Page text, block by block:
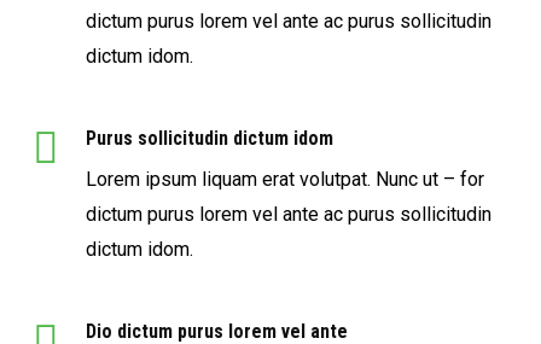
dictum purus lorem vel ante ac purus sollicitudin
dictum idom.
Purus sollicitudin dictum idom
Lorem ipsum liquam erat volutpat. Nunc ut – for
dictum purus lorem vel ante ac purus sollicitudin
dictum idom.
Dio dictum purus lorem vel ante